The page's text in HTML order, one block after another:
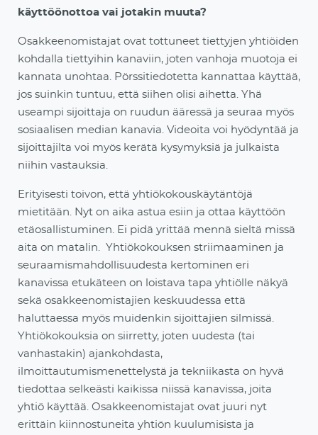
käyttöönottoa vai jotakin muuta?
Osakkeenomistajat ovat tottuneet tiettyjen yhtiöiden
kohdalla tiettyihin kanaviin, joten vanhoja muotoja ei
kannata unohtaa. Pörssitiedotetta kannattaa käyttää,
jos suinkin tuntuu, että siihen olisi aihetta. Yhä
useampi sijoittaja on ruudun ääressä ja seuraa myös
sosiaalisen median kanavia. Videoita voi hyödyntää ja
sijoittajilta voi myös kerätä kysymyksiä ja julkaista
niihin vastauksia.
Erityisesti toivon, että yhtiökokouskäytäntöjä
mietitään. Nyt on aika astua esiin ja ottaa käyttöön
etäosallistuminen. Ei pidä yrittää mennä sieltä missä
aita on matalin. Yhtiökokouksen striimaaminen ja
seuraamismahdollisuudesta kertominen eri
kanavissa etukäteen on loistava tapa yhtiölle näkyä
sekä osakkeenomistajien keskuudessa että
haluttaessa myös muidenkin sijoittajien silmissä.
Yhtiökokouksia on siirretty, joten uudesta (tai
vanhastakin) ajankohdasta,
ilmoittautumismenettelystä ja tekniikasta on hyvä
tiedottaa selkeästi kaikissa niissä kanavissa, joita
yhtiö käyttää. Osakkeenomistajat ovat juuri nyt
erittäin kiinnostuneita yhtiön kuulumisista ja